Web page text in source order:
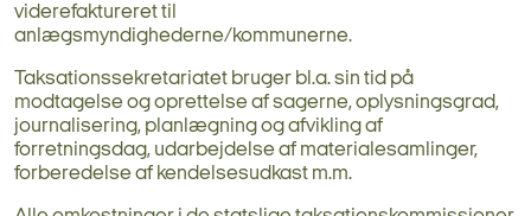
viderefaktureret til
anlægsmyndighederne/kommunerne.
Taksationssekretariatet bruger bl.a. sin tid på
modtagelse og oprettelse af sagerne, oplysningsgrad,
journalisering, planlægning og afvikling af
forretningsdag, udarbejdelse af materialesamlinger,
forberedelse af kendelsesudkast m.m.